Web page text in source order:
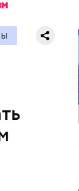
военных